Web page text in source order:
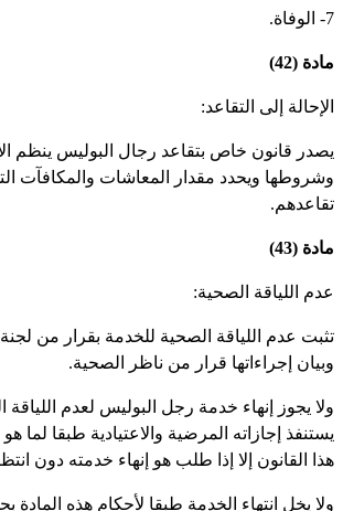
(42)
إلى التقاعد:
قانون خاص بتقاعد رجال البوليس ينظم
ويحدد مقدار المعاشات والمكافآت التي
(43)
اللياقة الصحية:
عدم اللياقة الصحية للخدمة بقرار من لجنة
إجراءاتها قرار من ناظر الصحية.
يجوز إنهاء خدمة رجل البوليس لعدم اللياقة
إجازاته المرضية والاعتيادية طبقا لما
القانون إلا إذا طلب هو إنهاء خدمته دون انتظار
يخل انتهاء الخدمة طبقا لأحكام هذه المادة